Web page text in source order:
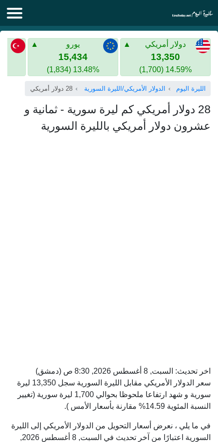
الليرة اليوم
الليرة السورية
الذهب في سوريا
الليرة التركية
الليرة التركية
الذهب في تركيا
اليورو الى الليرة التركية
دولار أمريكي
13,350
14.59% (1,700)
يورو
15,434
13.48% (1,834)
الليرة اليوم الدولار الأمريكي/الليرة السورية 28 دولار أمريكي
28 دولار أمريكي كم ليرة سورية - ثمانية و
عشرون دولار أمريكي بالليرة السورية
اخر تحديث: السبت, 8 أغسطس 2026, 8:30 ص
(دمشق)
سعر الدولار الأمريكي مقابل الليرة السورية سجل 13,350 ليرة
سورية و شهد ارتفاعا ملحوظا بحوالي 1,700 ليرة سورية (تغيير
النسبة المئوية 14.59% مقارنة بأسعار الأمس ).
في ما يلي ، نعرض أسعار التحويل من الدولار الأمريكي إلى الليرة
السورية اعتبارًا من آخر تحديث في السبت, 8 أغسطس 2026,